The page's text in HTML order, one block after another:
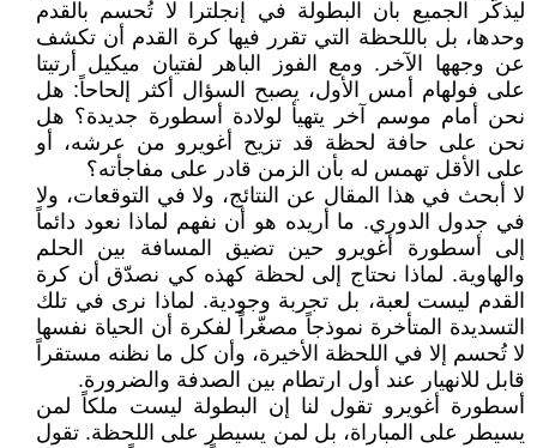
ليذكّر الجميع بأن البطولة في إنجلترا لا تُحسم بالقدم
وحدها، بل باللحظة التي تقرر فيها كرة القدم أن تكشف
عن وجهها الآخر. ومع الفوز الباهر لفتيان ميكيل أرتيتا
على فولهام أمس الأول، يصبح السؤال أكثر إلحاحاً: هل
نحن أمام موسم آخر يتهيأ لولادة أسطورة جديدة؟ هل
نحن على حافة لحظة قد تزيح أغويرو من عرشه، أو
على الأقل تهمس له بأن الزمن قادر على مفاجأته؟
لا أبحث في هذا المقال عن النتائج، ولا في التوقعات، ولا
في جدول الدوري. ما أريده هو أن نفهم لماذا نعود دائماً
إلى أسطورة أغويرو حين تضيق المسافة بين الحلم
والهاوية. لماذا نحتاج إلى لحظة كهذه كي نصدّق أن كرة
القدم ليست لعبة، بل تجربة وجودية. لماذا نرى في تلك
التسديدة المتأخرة نموذجاً مصغّراً لفكرة أن الحياة نفسها
لا تُحسم إلا في اللحظة الأخيرة، وأن كل ما نظنه مستقراً
قابل للانهيار عند أول ارتطام بين الصدفة والضرورة.
أسطورة أغويرو تقول لنا إن البطولة ليست ملكاً لمن
يسيطر على المباراة، بل لمن يسيطر على اللحظة. تقول